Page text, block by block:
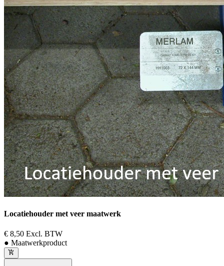
Locatiehouder met veer maatwerk
€ 8,50 Excl. BTW
● Maatwerkproduct